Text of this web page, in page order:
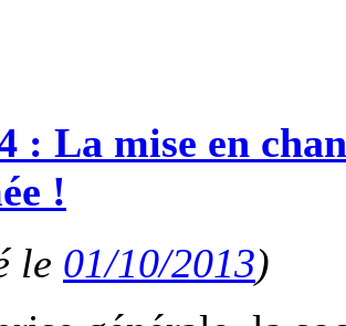
: La mise en
!
le 01/10/2013)